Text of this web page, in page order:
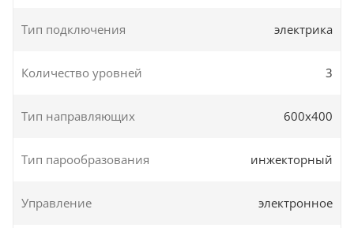
Тип подключения электрика
Количество уровней 3
Тип направляющих 600х400
Тип парообразования инжекторный
Управление электронное